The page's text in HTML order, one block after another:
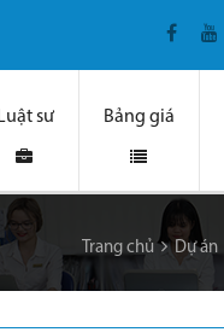
Luật sư Bảng giá
Trang chủ Dự án